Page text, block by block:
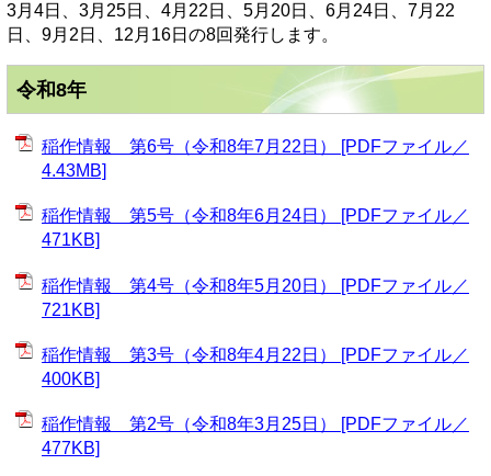
3月4日、3月25日、4月22日、5月20日、6月24日、7月22
日、9月2日、12月16日の8回発行します。
令和8年
稲作情報 第6号（令和8年7月22日） [PDFファイル／
4.43MB]
稲作情報 第5号（令和8年6月24日） [PDFファイル／
471KB]
稲作情報 第4号（令和8年5月20日） [PDFファイル／
721KB]
稲作情報 第3号（令和8年4月22日） [PDFファイル／
400KB]
稲作情報 第2号（令和8年3月25日） [PDFファイル／
477KB]